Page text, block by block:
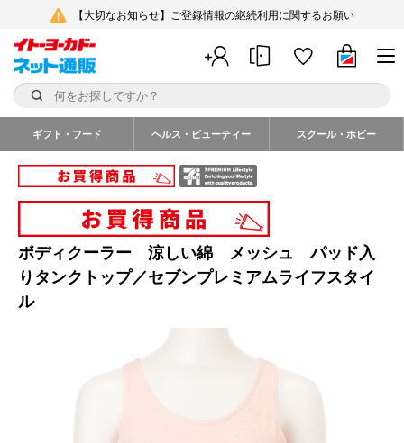
【大切なお知らせ】ご登録情報の継続利用に関するお願い
ギフト・フード ヘルス・ビューティー スクール・ホビー
ボディクーラー 涼しい綿 メッシュ パッド入
りタンクトップ／セブンプレミアムライフスタイ
ル